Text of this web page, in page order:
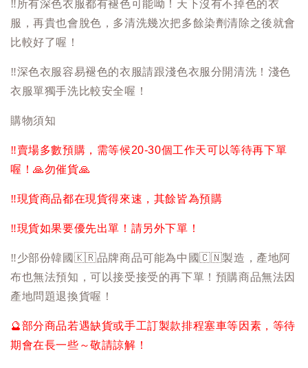
‼️ 所有深色衣服都有褪色可能呦！天下沒有不掉色的衣
服，再貴也會脫色，多清洗幾次把多餘染劑清除之後就會
比較好了喔！
‼️深色衣服容易褪色的衣服請跟淺色衣服分開清洗！淺色
衣服單獨手洗比較安全喔！
購物須知
‼️賣場多數預購，需等候20-30個工作天可以等待再下單
喔！🙏勿催貨🙏
‼️現貨商品都在現貨得來速，其餘皆為預購
‼️現貨如果要優先出單！請另外下單！
‼️少部份韓國 🇰🇷品牌商品可能為中國🇨🇳製造，產地阿
布也無法預知，可以接受接受的再下單！預購商品無法因
產地問題退換貨喔！
🔮部分商品若遇缺貨或手工訂製款排程塞車等因素，等待
期會在長一些～敬請諒解！